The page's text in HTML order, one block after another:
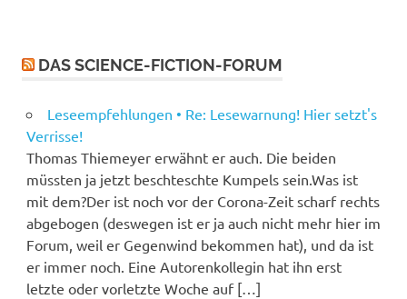
DAS SCIENCE-FICTION-FORUM
Leseempfehlungen • Re: Lesewarnung! Hier setzt's
Verrisse!
Thomas Thiemeyer erwähnt er auch. Die beiden
müssten ja jetzt beschteschte Kumpels sein.Was ist
mit dem?Der ist noch vor der Corona-Zeit scharf rechts
abgebogen (deswegen ist er ja auch nicht mehr hier im
Forum, weil er Gegenwind bekommen hat), und da ist
er immer noch. Eine Autorenkollegin hat ihn erst
letzte oder vorletzte Woche auf […]